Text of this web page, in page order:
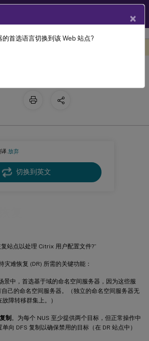
Profile Management 2402 LTSR
.放弃
切换到英文
站点以处理 Citrix 用户配置文件?”
难恢复 (DR) 所需的关键功能：
景中，首选基于域的命名空间服务器，因为这些服
己的命名空间服务器。（独立的命名空间服务器无
障转移群集上。）
制 。为每个 NUS 至少提供两个目标，但正常操作中
向 DFS 复制以确保禁用的目标（在 DR 站点中）
复
×
首选语言切换到该 Web 站点?